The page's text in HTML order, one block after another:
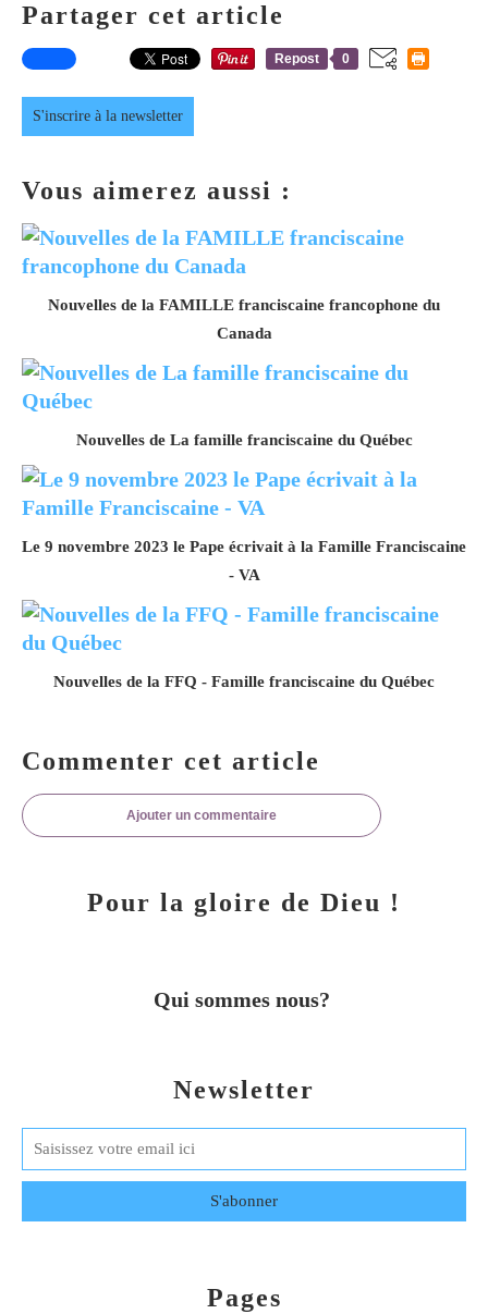
Partager cet article
Repost 0
S'inscrire à la newsletter
Vous aimerez aussi :
Nouvelles de la FAMILLE franciscaine francophone du
Canada
Nouvelles de La famille franciscaine du Québec
Le 9 novembre 2023 le Pape écrivait à la Famille Franciscaine
- VA
Nouvelles de la FFQ - Famille franciscaine du Québec
Commenter cet article
Ajouter un commentaire
Newsletter
Pages
Pour la gloire de Dieu !
Qui sommes nous?